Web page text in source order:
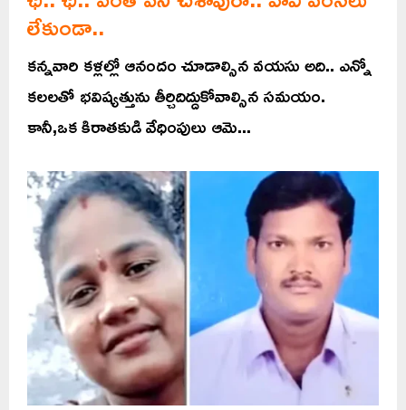
లేకుండా..
కన్నవారి కళ్లల్లో ఆనందం చూడాల్సిన వయసు అది.. ఎన్నో
కలలతో భవిష్యత్తును తీర్చిదిద్దుకోవాల్సిన సమయం.
కానీ,ఒక కిరాతకుడి వేధింపులు ఆమె...